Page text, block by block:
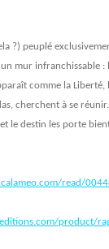
?) peuplé
mur infranchissable :
comme la Liberté,
cherchent à se
le destin les porte
read/
product/